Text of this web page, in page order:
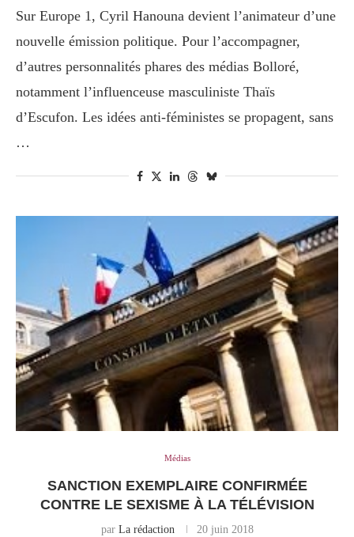
Sur Europe 1, Cyril Hanouna devient l’animateur d’une
nouvelle émission politique. Pour l’accompagner,
d’autres personnalités phares des médias Bolloré,
notamment l’influenceuse masculiniste Thaïs
d’Escufon. Les idées anti-féministes se propagent, sans
…
Médias
SANCTION EXEMPLAIRE CONFIRMÉE
CONTRE LE SEXISME À LA TÉLÉVISION
par La rédaction 20 juin 2018